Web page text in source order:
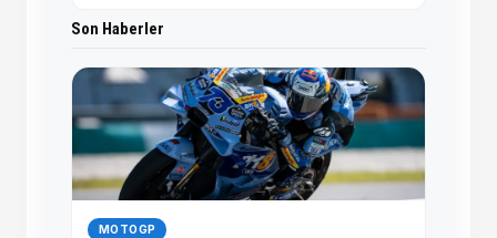
Son Haberler
MOTOGP